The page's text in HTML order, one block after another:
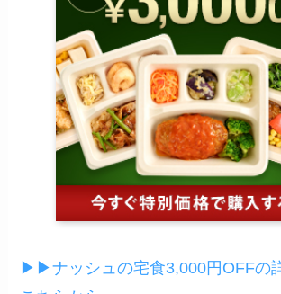
▶︎▶︎ナッシュの宅食3,000円OFFの